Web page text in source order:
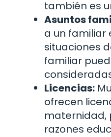
también es
Asuntos
a un familiar
situaciones
familiar
Licencias:
ofrecen
maternidad,
razones